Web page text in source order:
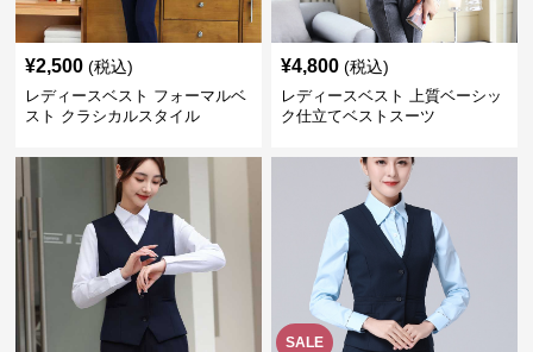
¥2,500 (税込)
レディースベスト フォーマルベ
スト クラシカルスタイル
¥4,800 (税込)
レディースベスト 上質ベーシッ
ク仕立てベストスーツ
SALE